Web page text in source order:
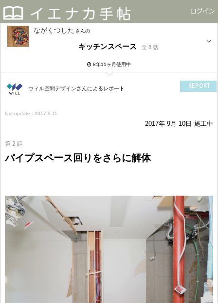
ながくつした さん
キッチンスペース 全 8 話
8年11ヶ月使用中
ウィル空間デザインさんによるレポート REPORT
last update : 2017.9.11
2017年 9月 10日 施工中
第 2 話
パイプスペース回りをさらに解体